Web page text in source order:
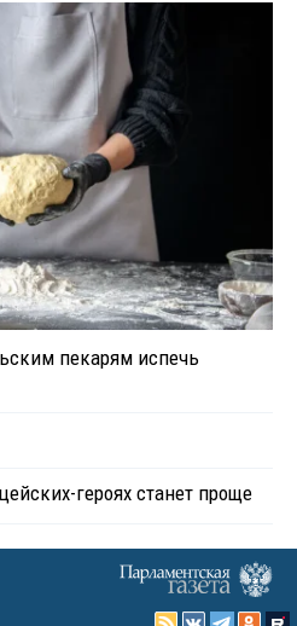
пекарям испечь
героях станет проще